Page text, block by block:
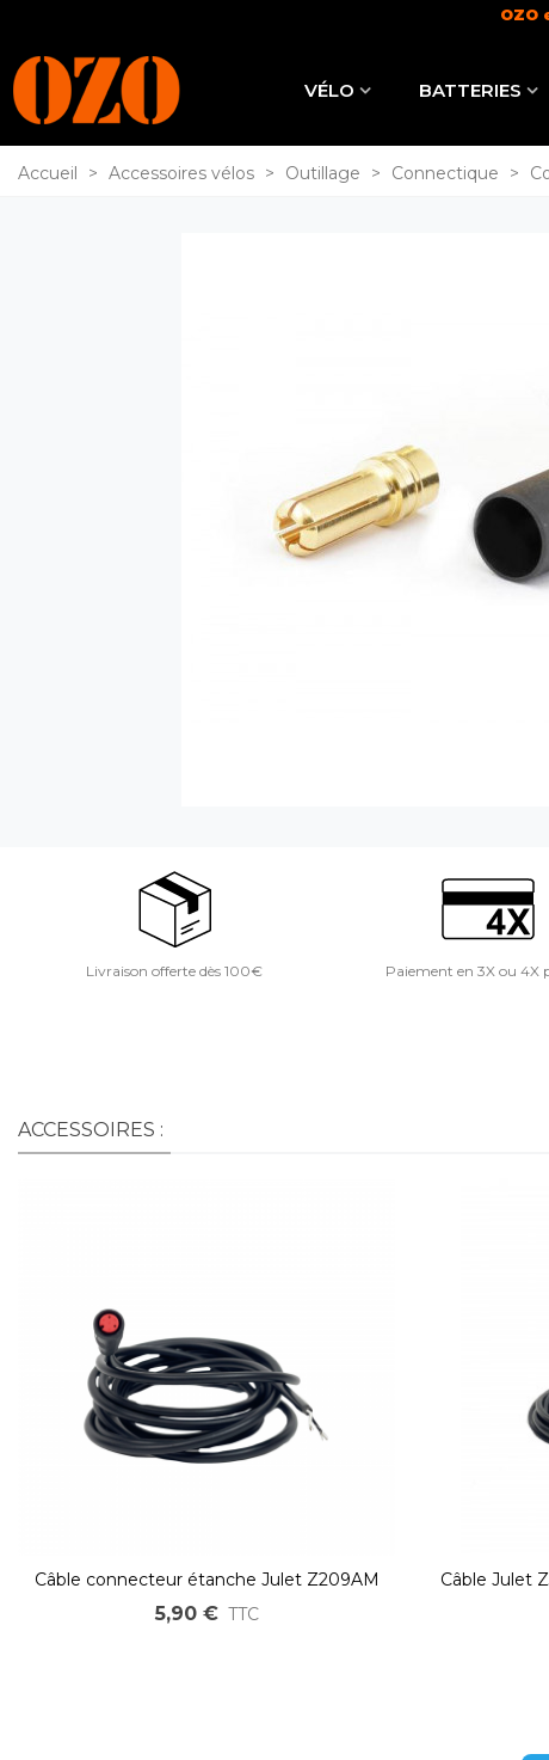
OZO
VÉLO BATTERIES
Accueil > Accessoires vélos > Outillage > Connectique >
Livraison offerte dès 100€ Paiement en 3X ou 4X
ACCESSOIRES :
Câble connecteur étanche Julet Z209AM
femelle rouge 2 voies
5,90 € TTC
Câble Julet